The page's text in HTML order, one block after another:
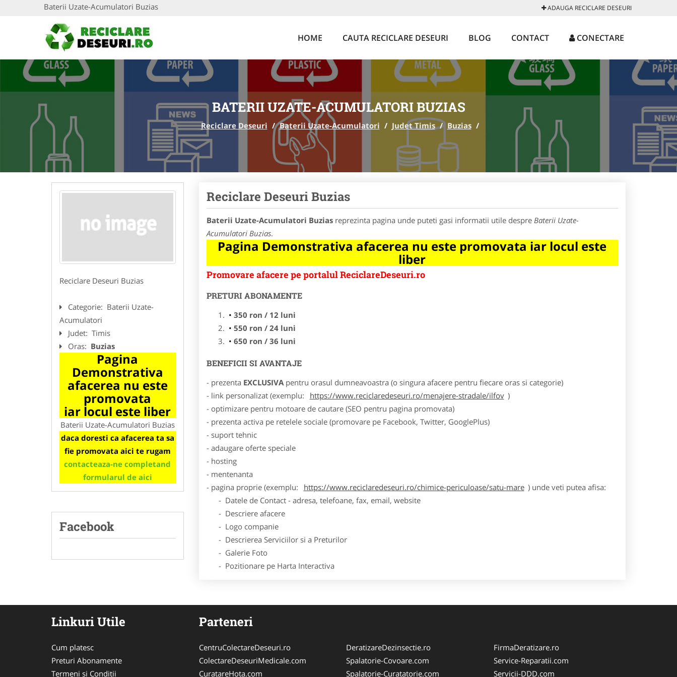
Baterii Uzate-Acumulatori Buzias ADAUGA RECICLARE DESEURI
HOME CAUTA RECICLARE DESEURI BLOG CONTACT CONECTARE
BATERII UZATE-ACUMULATORI BUZIAS
Reciclare Deseuri / Baterii Uzate-Acumulatori / Judet Timis / Buzias /
Reciclare Deseuri Buzias
Categorie: Baterii Uzate-
Acumulatori
Judet: Timis
Oras: Buzias
Pagina
Demonstrativa
afacerea nu este
promovata
iar locul este liber
Baterii Uzate-Acumulatori Buzias
daca doresti ca afacerea ta sa
fie promovata aici te rugam
contacteaza-ne completand
formularul de aici
Facebook
Reciclare Deseuri Buzias
Baterii Uzate-Acumulatori Buziasreprezinta pagina unde puteti gasi informatii utile despre Baterii Uzate-
Acumulatori Buzias.
Pagina Demonstrativa afacerea nu este promovata iar locul este
liber
Promovare afacere pe portalul ReciclareDeseuri.ro
PRETURI ABONAMENTE
350 ron / 12 luni
550 ron / 24 luni
650 ron / 36 luni
BENEFICII SI AVANTAJE
- prezenta EXCLUSIVApentru orasul dumneavoastra (o singura afacere pentru fiecare oras si categorie)
- link personalizat (exemplu:
https://www.reciclaredeseuri.ro/menajere-stradale/ilfov )
- optimizare pentru motoare de cautare (SEO pentru pagina promovata)
- prezenta activa pe retelele sociale (promovare pe Facebook, Twitter, GooglePlus)
- suport tehnic
- adaugare oferte speciale
- hosting
- mentenanta
- pagina proprie (exemplu:
https://www.reciclaredeseuri.ro/chimice-periculoase/satu-mare ) unde veti putea afisa:
- Datele de Contact - adresa, telefoane, fax, email, website
- Descriere afacere
- Logo companie
- Descrierea Serviciilor si a Preturilor
- Galerie Foto
- Pozitionare pe Harta Interactiva
Linkuri Utile
Cum platesc
Preturi Abonamente
Termeni si Conditii
Parteneri
CentruColectareDeseuri.ro
ColectareDeseuriMedicale.com
CuratareHota.com
DeratizareDezinsectie.ro
Spalatorie-Covoare.com
Spalatorie-Curatatorie.com
FirmaDeratizare.ro
Service-Reparatii.com
Servicii-DDD.com